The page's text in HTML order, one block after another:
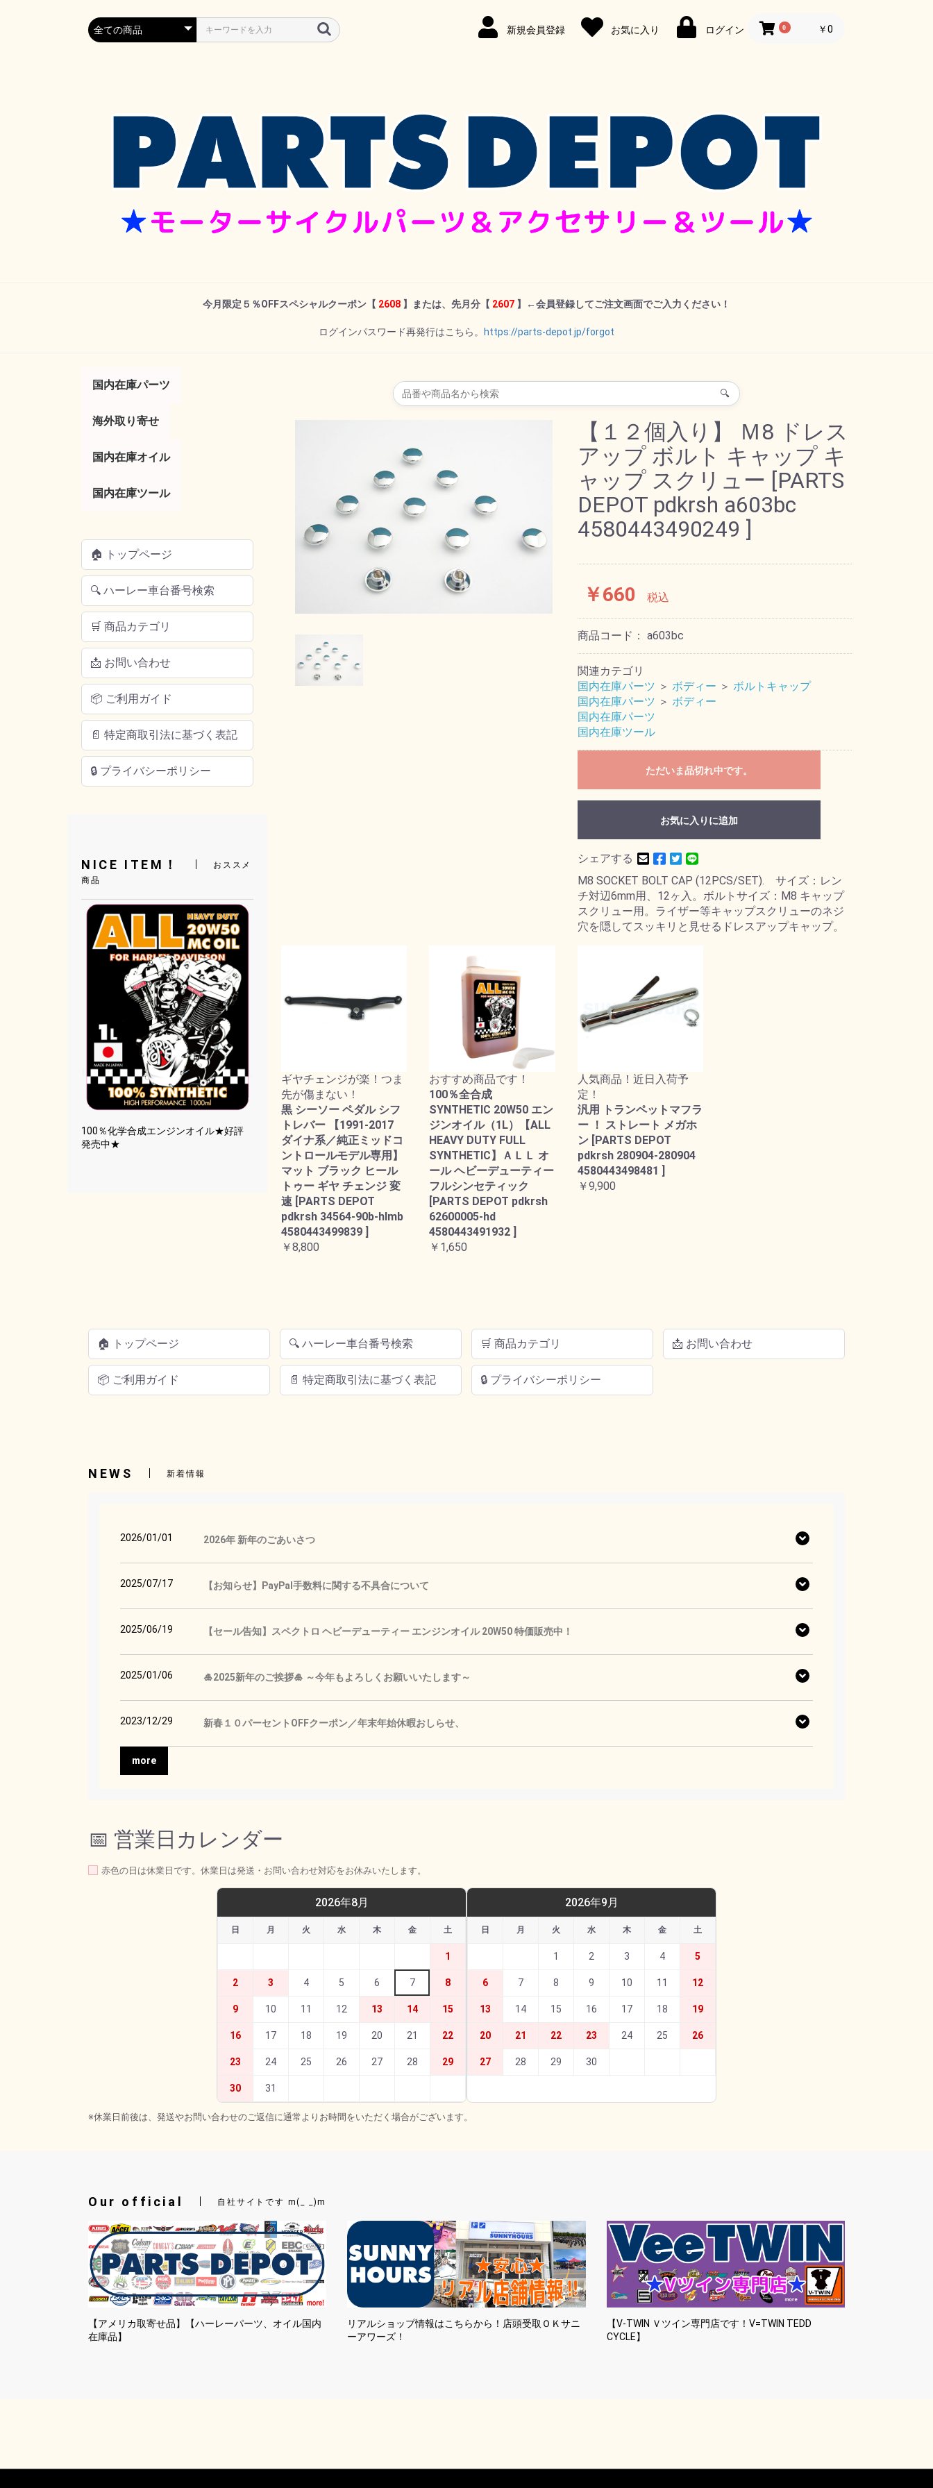
新規会員登録 お気に入り ログイン 0 ￥0
今月限定５％OFFスペシャルクーポン 【 2608 】または、先月分【 2607 】←会員登録してご注文画面でご入力ください！
ログインパスワード再発行はこちら。 https://parts-depot.jp/forgot
国内在庫パーツ
コントロール スロットル／グリップ
サスペンション
タイヤ／ホイール
タンク／フェンダー ガスキャップ
トランスミッション／
キックスターター
フットコントロール ブレーキレバー
ハイウェイペグ
シフターレバー
ボディー キックスタンド
ボルトキャップ
ドレスアップ
サイドカバー
マフラー／排気系 フランジガスケット
チューンナップ
サイレンサー
ライト／ウインカー テールライト
ラック／キャリア サドルバッグ
ラゲッジラック
サドルバックサポート
アクセサリー
電気系／エレクトリッ
イグニッション
ブレーキ マスターシリンダー
エアー／吸気系
リプレイスメントパー
キャブレター
海外取り寄せ
国内在庫オイル
オイル／フィルター ALL オール
VTG
SPECTRO スペクトロ
REVTECH レブテック
Royal Purple ロイヤル
パープル
ハーレーダビッドソン
MOTOR FACTORYモ
ーターファクトリー
DRAG ドラッグスペシ
ャリティーズ
MOTUL モチュール
バッテリー
国内在庫ツール
配線加工ツール
ハンドツール／その他
タイヤ／ホイール
トランスミッション
サスペンション
🏠 トップページ
🔍 ハーレー車台番号検索
🛒 商品カテゴリ
📩 お問い合わせ
📦 ご利用ガイド
📄 特定商取引法に基づく表記
🔒 プライバシーポリシー
NICE ITEM！
おススメ
商品
100％化学合成エンジンオイル★好評
発売中★
🔍
【１２個入り】 Ｍ8 ドレス
アップ ボルト キャップ キ
ャップ スクリュー [PARTS
DEPOT pdkrsh a603bc
4580443490249 ]
￥660 税込
商品コード： a603bc
関連カテゴリ
国内在庫パーツ ＞ ボディー ＞ ボルトキャップ
国内在庫パーツ ＞ ボディー
国内在庫パーツ
国内在庫ツール
ただいま品切れ中です。
お気に入りに追加
シェアする
M8 SOCKET BOLT CAP (12PCS/SET). サイズ：レン
チ対辺6mm用、12ヶ入。ボルトサイズ：M8 キャップ
スクリュー用。ライザー等キャップスクリューのネジ
穴を隠してスッキリと見せるドレスアップキャップ。
ギヤチェンジが楽！つま
先が傷まない！
黒 シーソー ペダル シフ
トレバー 【1991-2017
ダイナ系／純正ミッドコ
ントロールモデル専用】
マット ブラック ヒール
トゥー ギヤ チェンジ 変
速 [PARTS DEPOT
pdkrsh 34564-90b-hlmb
4580443499839 ]
￥8,800
おすすめ商品です！
100％全合成
SYNTHETIC 20W50 エン
ジンオイル（1L）【ALL
HEAVY DUTY FULL
SYNTHETIC】ＡＬＬ オ
ール ヘビーデューティー
フルシンセティック
[PARTS DEPOT pdkrsh
62600005-hd
4580443491932 ]
￥1,650
人気商品！近日入荷予
定！
汎用 トランペットマフラ
ー ！ ストレート メガホ
ン [PARTS DEPOT
pdkrsh 280904-280904
4580443498481 ]
￥9,900
🏠 トップページ 🔍 ハーレー車台番号検索 🛒 商品カテゴリ 📩 お問い合わせ
📦 ご利用ガイド 📄 特定商取引法に基づく表記 🔒 プライバシーポリシー
NEWS 新着情報
2026/01/01 2026年 新年のごあいさつ
2025/07/17 【お知らせ】PayPal手数料に関する不具合について
2025/06/19 【セール告知】スペクトロ ヘビーデューティー エンジンオイル 20W50 特価販売中！
2025/01/06 🎍2025新年のご挨拶🎍 ～今年もよろしくお願いいたします～
2023/12/29 新春１０パーセントOFFクーポン／年末年始休暇おしらせ、
more
📅 営業日カレンダー
赤色の日は休業日です。休業日は発送・お問い合わせ対応をお休みいたします。
2026年8月
日 月 火 水 木 金 土
1
2 3 4 5 6 7 8
9 10 11 12 13 14 15
16 17 18 19 20 21 22
23 24 25 26 27 28 29
30 31
2026年9月
日 月 火 水 木 金 土
1 2 3 4 5
6 7 8 9 10 11 12
13 14 15 16 17 18 19
20 21 22 23 24 25 26
27 28 29 30
※休業日前後は、発送やお問い合わせのご返信に通常よりお時間をいただく場合がございます。
Our official 自社サイトです m(_ _)m
【アメリカ取寄せ品】【ハーレーパーツ、オイル国内
在庫品】
リアルショップ情報はこちらから！店頭受取ＯＫサニ
ーアワーズ！
【V-TWIN Ｖツイン専門店です！V=TWIN TEDD
CYCLE】